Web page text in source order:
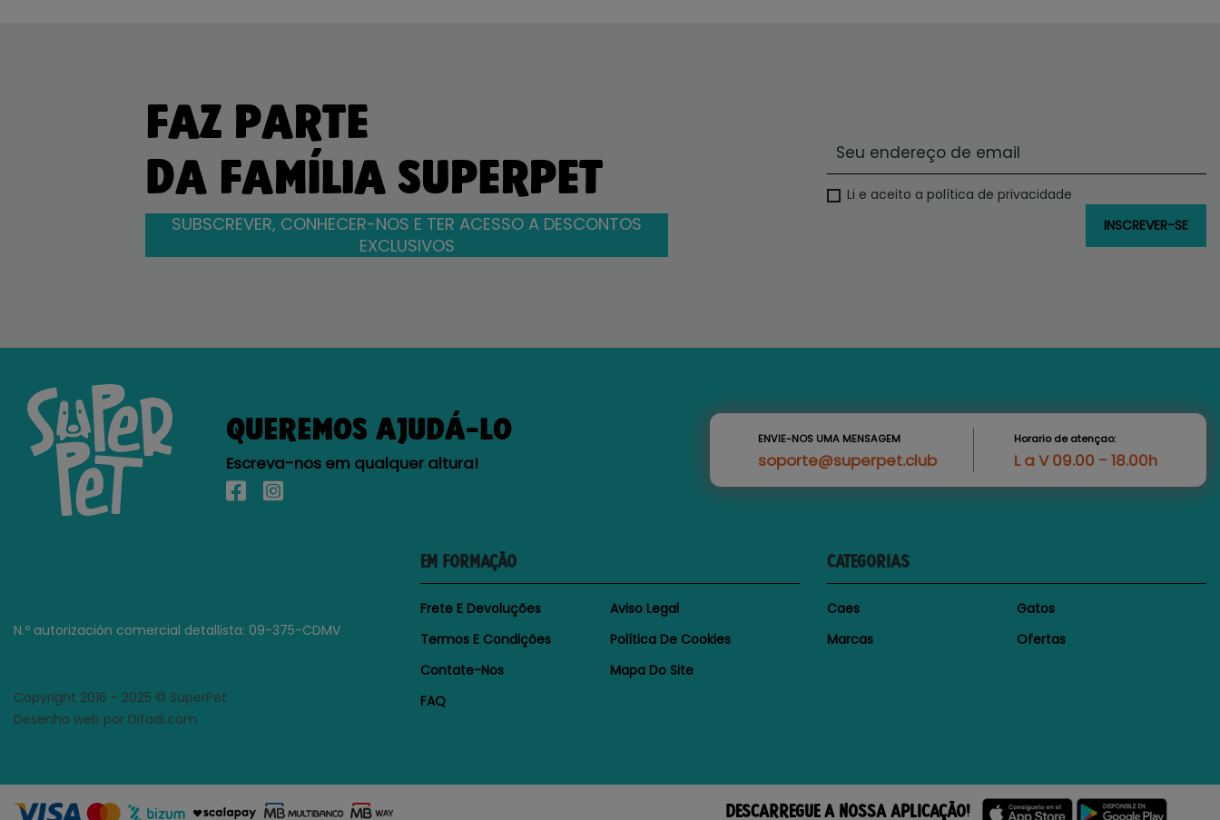
FAZ PARTE
DA FAMÍLIA SUPERPET
SUBSCREVER, CONHECER-NOS E TER ACESSO A DESCONTOS
EXCLUSIVOS
Li e aceito a política de privacidade
QUEREMOS AJUDÁ-LO
Escreva-nos em qualquer altura!
ENVIE-NOS UMA MENSAGEM
soporte@superpet.club
Horario de atençao:
L a V 09.00 - 18.00h
N.º autorización comercial detallista: 09-375-CDMV
Copyright 2016 - 2025 © SuperPet
Desenho web por Difadi.com
EM FORMAÇÃO
Frete E Devoluções
Aviso Legal
Termos E Condições
Política De Cookies
Contate-Nos
Mapa Do Site
FAQ
CATEGORIAS
Caes
Gatos
Marcas
Ofertas
DESCARREGUE A NOSSA APLICAÇÃO!